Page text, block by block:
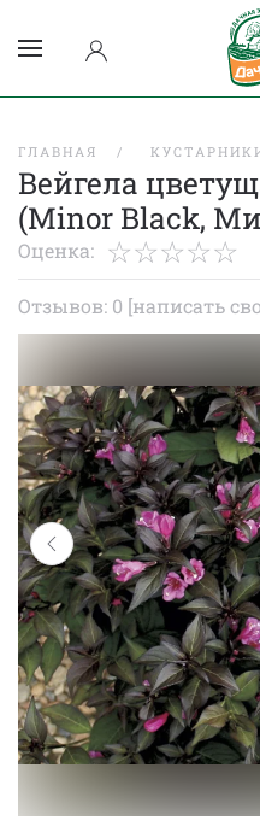
ГЛАВНАЯ
Вейгела
(Minor Black,
Оценка:
Отзывов: 0 [написать